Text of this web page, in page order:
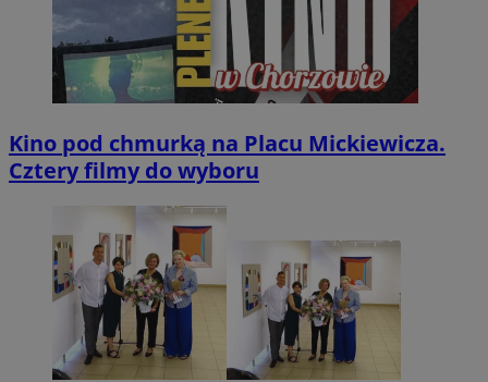
Kino pod chmurką na Placu Mickiewicza.
Cztery filmy do wyboru